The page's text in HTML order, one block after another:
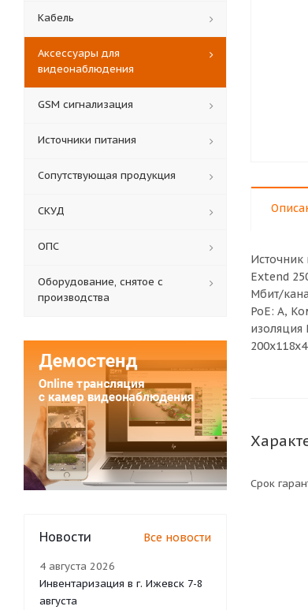
Источник
Extend
Мбит/
РоЕ: А,
изоляция
Срок
Кабель
Аксессуары для
видеонаблюдения
GSM сигнализация
Источники питания
Сопутствующая продукция
СКУД
ОПС
Оборудование, снятое с
производства
Новости Все новости
4 августа 2026
Инвентаризация в г. Ижевск 7-8
августа